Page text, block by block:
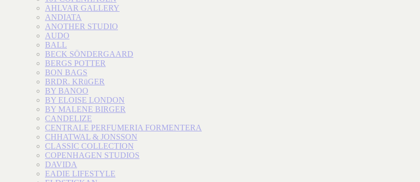
AHLVAR GALLERY
ANDIATA
ANOTHER STUDIO
AUDO
BALL
BECK SÖNDERGAARD
BERGS POTTER
BON BAGS
BRDR. KRüGER
BY BANOO
BY ELOISE LONDON
BY MALENE BIRGER
CANDELIZE
CENTRALE PERFUMERIA FORMENTERA
CHHATWAL & JONSSON
CLASSIC COLLECTION
COPENHAGEN STUDIOS
DAVIDA
EADIE LIFESTYLE